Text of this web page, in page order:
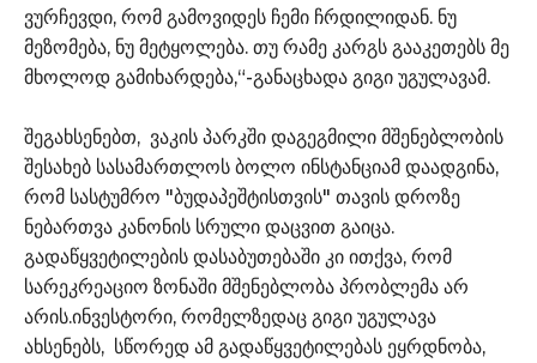
ვურჩევდი, რომ გამოვიდეს ჩემი ჩრდილიდან. ნუ
მეზომება, ნუ მეტყოლება. თუ რამე კარგს გააკეთებს მე
მხოლოდ გამიხარდება,“-განაცხადა გიგი უგულავამ.
შეგახსენებთ, ვაკის პარკში დაგეგმილი მშენებლობის
შესახებ სასამართლოს ბოლო ინსტანციამ დაადგინა,
რომ სასტუმრო "ბუდაპეშტისთვის" თავის დროზე
ნებართვა კანონის სრული დაცვით გაიცა.
გადაწყვეტილების დასაბუთებაში კი ითქვა, რომ
სარეკრეაციო ზონაში მშენებლობა პრობლემა არ
არის.ინვესტორი, რომელზედაც გიგი უგულავა
ახსენებს, სწორედ ამ გადაწყვეტილებას ეყრდნობა,